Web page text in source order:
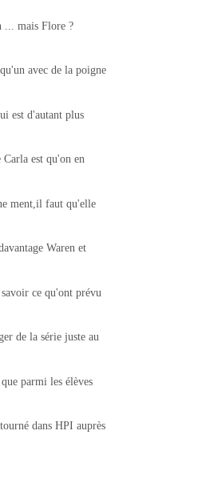
... mais Flore ?
avec de la poigne
est d'autant plus
est qu'on en
ment,il faut qu'elle
Waren et
savoir ce qu'ont prévu
de la série juste au
parmi les élèves
dans HPI auprès